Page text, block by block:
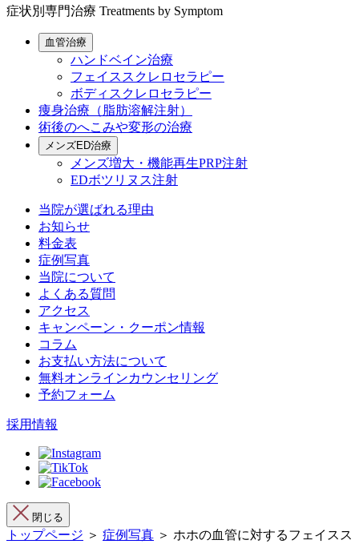
症状別専門治療 Treatments by Symptom
血管治療
ハンドベイン治療
フェイススクレロセラピー
ボディスクレロセラピー
痩身治療（脂肪溶解注射）
術後のへこみや変形の治療
メンズED治療
メンズ増大・機能再生PRP注射
EDボツリヌス注射
当院が選ばれる理由
お知らせ
料金表
症例写真
当院について
よくある質問
アクセス
キャンペーン・クーポン情報
コラム
お支払い方法について
無料オンラインカウンセリング
予約フォーム
採用情報
閉じる
トップページ ＞ 症例写真 ＞ ホホの血管に対するフェイスス